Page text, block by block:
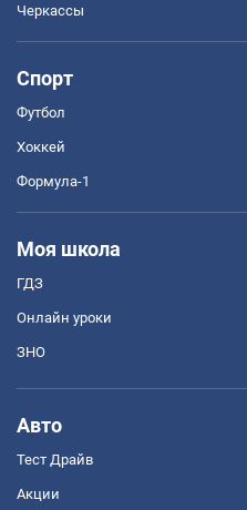
Черкассы
Спорт
Футбол
Хоккей
Формула-1
Моя школа
ГДЗ
Онлайн уроки
ЗНО
Авто
Тест Драйв
Акции